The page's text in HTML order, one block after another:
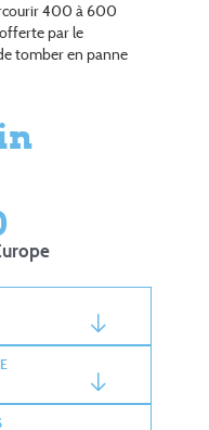
400 à 600
par le
tomber en panne